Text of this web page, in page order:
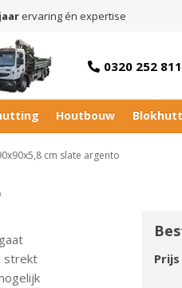
ervaring én expertise
0320 252 811
Houtbouw
cm slate argento
strekt